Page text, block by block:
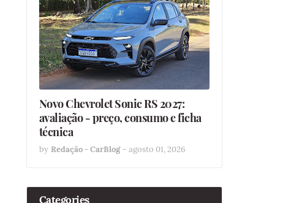
Novo Chevrolet Sonic RS 2027:
avaliação - preço, consumo e ficha
técnica
by Redação - CarBlog - agosto 01, 2026
Categories